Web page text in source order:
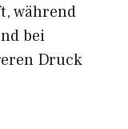
während
bei
Druck